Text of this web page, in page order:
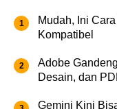
Mudah, Ini
Kompatibel
Adobe
Desain, dan
Gemini Kini